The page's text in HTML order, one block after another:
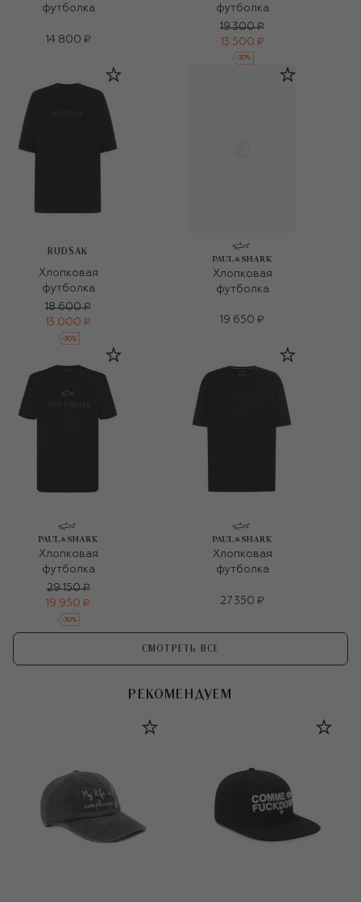
футболка
14 800 ₽
футболка
19 300 ₽
13 500 ₽
-30%
RUDSAK
Хлопковая
футболка
18 600 ₽
13 000 ₽
-30%
Хлопковая
футболка
19 650 ₽
Хлопковая
футболка
29 150 ₽
19 950 ₽
-30%
Хлопковая
футболка
27 350 ₽
СМОТРЕТЬ ВСЕ
РЕКОМЕНДУЕМ